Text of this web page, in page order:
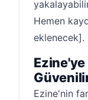
Hemen
eklenecek].
Ezine'ye
Ezine'nin